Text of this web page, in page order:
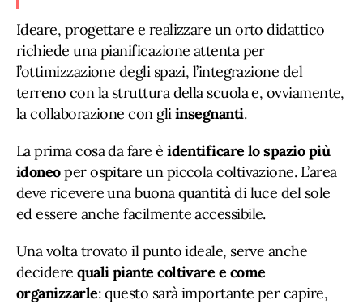
Ideare, progettare e realizzare un orto didattico
richiede una pianificazione attenta per
l’ottimizzazione degli spazi, l’integrazione del
terreno con la struttura della scuola e, ovviamente,
la collaborazione con gliinsegnanti.
La prima cosa da fare è identificare lo spazio più
idoneoper ospitare un piccola coltivazione. L’area
deve ricevere una buona quantità di luce del sole
ed essere anche facilmente accessibile.
Una volta trovato il punto ideale, serve anche
decidere quali piante coltivare e come
organizzarle: questo sarà importante per capire,